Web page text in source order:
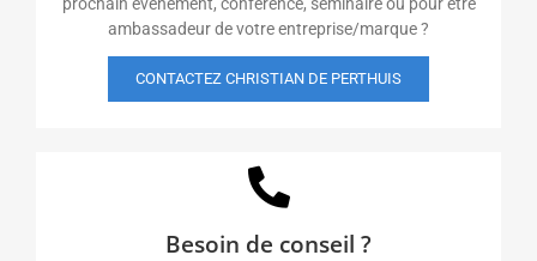
ambassadeur de votre entreprise/marque ?
CONTACTEZ CHRISTIAN DE PERTHUIS
Besoin de conseil ?